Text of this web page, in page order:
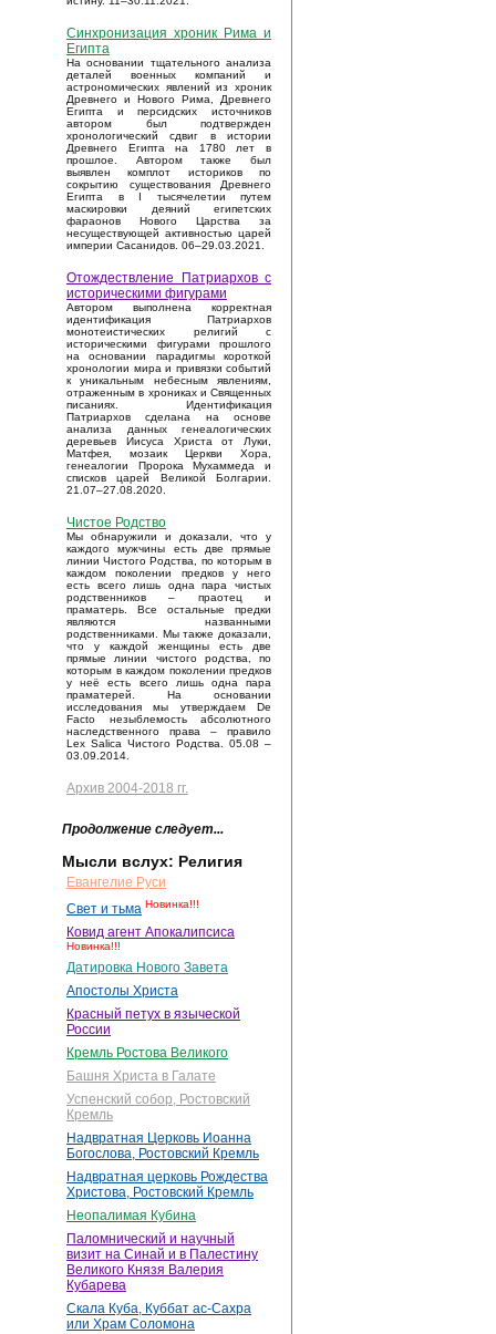
Синхронизация хроник Рима и
Египта
На основании тщательного анализа
деталей военных компаний и
астрономических явлений из хроник
Древнего и Нового Рима, Древнего
Египта и персидских источников
автором был подтвержден
хронологический сдвиг в истории
Древнего Египта на 1780 лет в
прошлое. Автором также был
выявлен комплот историков по
сокрытию существования Древнего
Египта в I тысячелетии путем
маскировки деяний египетских
фараонов Нового Царства за
несуществующей активностью царей
империи Сасанидов. 06–29.03.2021.
Отождествление Патриархов с
историческими фигурами
Автором выполнена корректная
идентификация Патриархов
монотеистических религий с
историческими фигурами прошлого
на основании парадигмы короткой
хронологии мира и привязки событий
к уникальным небесным явлениям,
отраженным в хрониках и Священных
писаниях. Идентификация
Патриархов сделана на основе
анализа данных генеалогических
деревьев Иисуса Христа от Луки,
Матфея, мозаик Церкви Хора,
генеалогии Пророка Мухаммеда и
списков царей Великой Болгарии.
21.07–27.08.2020.
Чистое Родство
Мы обнаружили и доказали, что у
каждого мужчины есть две прямые
линии Чистого Родства, по которым в
каждом поколении предков у него
есть всего лишь одна пара чистых
родственников – праотец и
праматерь. Все остальные предки
являются названными
родственниками. Мы также доказали,
что у каждой женщины есть две
прямые линии чистого родства, по
которым в каждом поколении предков
у неё есть всего лишь одна пара
праматерей. На основании
исследования мы утверждаем De
Facto незыблемость абсолютного
наследственного права – правило
Lex Salica Чистого Родства. 05.08 –
03.09.2014.
Архив 2004-2018 гг.
Продолжение следует...
Мысли вслух: Религия
Евангелие Руси
Свет и тьма Новинка!!!
Ковид агент Апокалипсиса
Новинка!!!
Датировка Нового Завета
Апостолы Христа
Красный петух в языческой
России
Кремль Ростова Великого
Башня Христа в Галате
Успенский собор, Ростовский
Кремль
Надвратная Церковь Иоанна
Богослова, Ростовский Кремль
Надвратная церковь Рождества
Христова, Ростовский Кремль
Неопалимая Кубина
Паломнический и научный
визит на Синай и в Палестину
Великого Князя Валерия
Кубарева
Скала Куба, Куббат ас-Сахра
или Храм Соломона